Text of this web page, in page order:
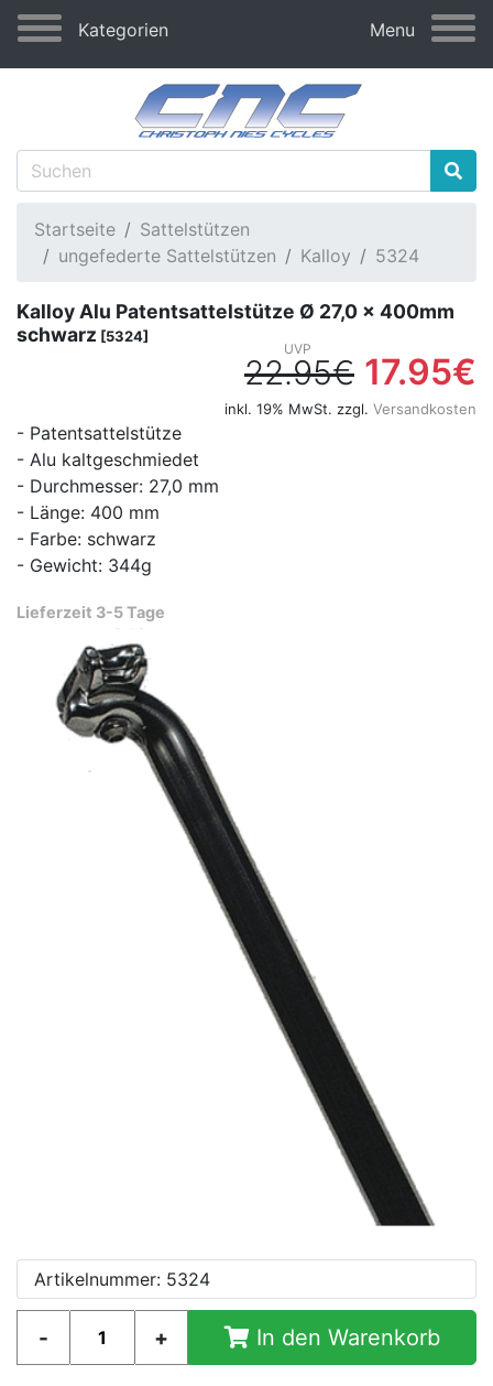
Kategorien Menu
Startseite
Sattelstützen
ungefederte Sattelstützen
Kalloy 5324
Kalloy Alu Patentsattelstütze Ø 27,0 x 400mm
schwarz [5324]
22.95€ 17.95€
inkl. 19% MwSt. zzgl. Versandkosten
- Patentsattelstütze
- Alu kaltgeschmiedet
- Durchmesser: 27,0 mm
- Länge: 400 mm
- Farbe: schwarz
- Gewicht: 344g
Lieferzeit 3-5 Tage
Artikelnummer: 5324
In den Warenkorb